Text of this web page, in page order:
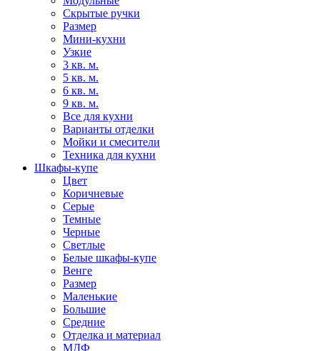
Скрытые ручки
Размер
Мини-кухни
Узкие
3 кв. м.
5 кв. м.
6 кв. м.
9 кв. м.
Все для кухни
Варианты отделки
Мойки и смесители
Техника для кухни
Шкафы-купе
Цвет
Коричневые
Серые
Темные
Черные
Светлые
Белые шкафы-купе
Венге
Размер
Маленькие
Большие
Средние
Отделка и материал
МДФ